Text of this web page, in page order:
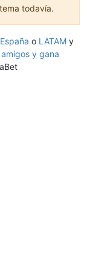
todavía.
España o LATAM y
y gana